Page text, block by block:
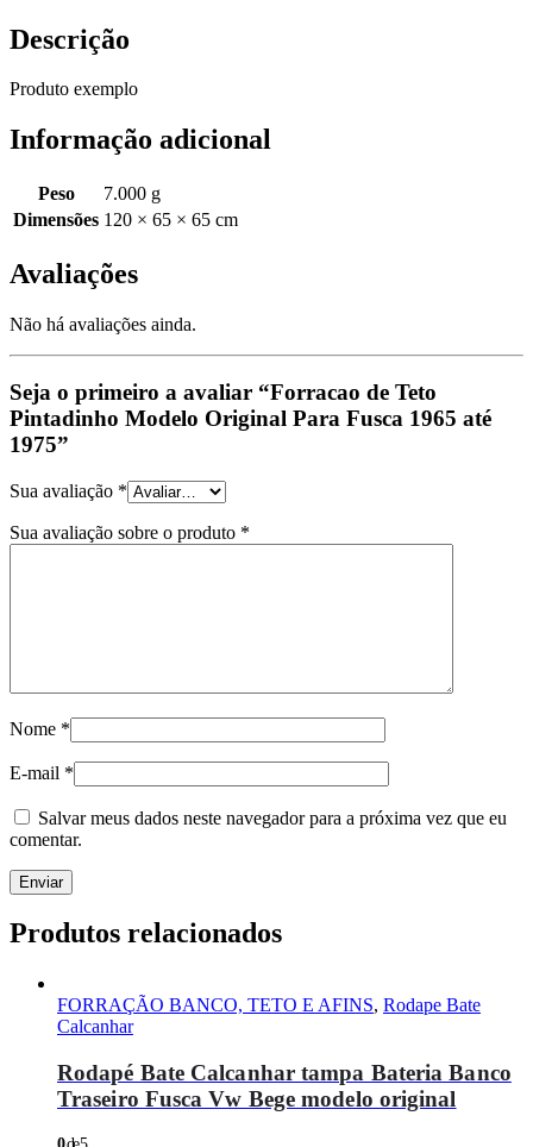
Descrição
Produto exemplo
Informação adicional
Peso
7.000 g
Dimensões 120 × 65 × 65 cm
Avaliações
Não há avaliações ainda.
Seja o primeiro a avaliar “Forracao de Teto
Pintadinho Modelo Original Para Fusca 1965 até
1975”
Sua avaliação *
Sua avaliação sobre o produto *
Nome *
E-mail *
Salvar meus dados neste navegador para a próxima vez que eu
comentar.
Produtos relacionados
FORRAÇÃO BANCO, TETO E AFINS, Rodape Bate
Calcanhar
Rodapé Bate Calcanhar tampa Bateria Banco
Traseiro Fusca Vw Bege modelo original